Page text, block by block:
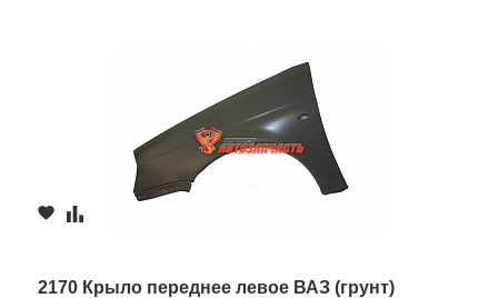
2170 Крыло переднее левое ВАЗ (грунт)